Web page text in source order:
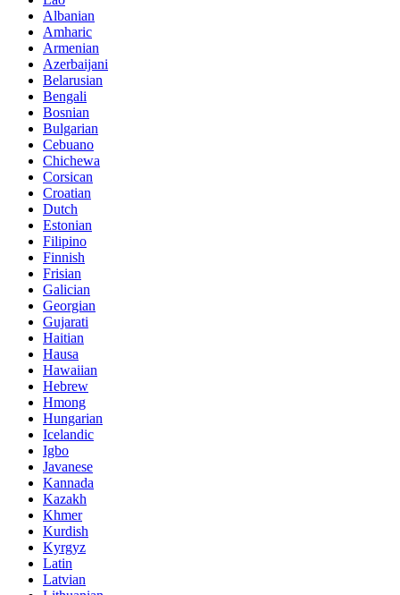
Albanian
Amharic
Armenian
Azerbaijani
Belarusian
Bengali
Bosnian
Bulgarian
Cebuano
Chichewa
Corsican
Croatian
Dutch
Estonian
Filipino
Finnish
Frisian
Galician
Georgian
Gujarati
Haitian
Hausa
Hawaiian
Hebrew
Hmong
Hungarian
Icelandic
Igbo
Javanese
Kannada
Kazakh
Khmer
Kurdish
Kyrgyz
Latin
Latvian